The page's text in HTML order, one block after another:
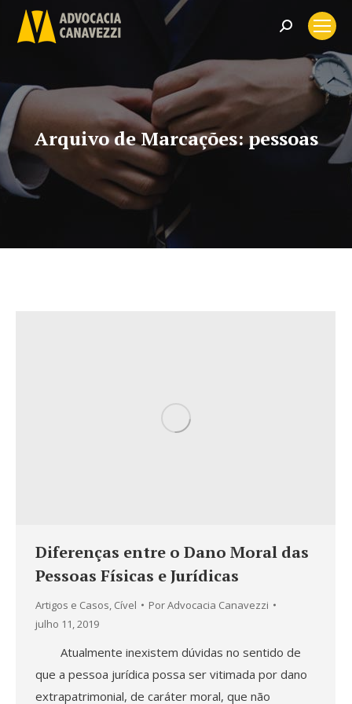
Search:
Arquivo de Marcações:pessoas
Diferenças entre o Dano Moral das
Pessoas Físicas e Jurídicas
Artigos e Casos Cível PorAdvocacia Canavezzi
julho 11, 2019
Atualmente inexistem dúvidas no sentido de
que a pessoa jurídica possa ser vitimada por dano
extrapatrimonial, de caráter moral, que não